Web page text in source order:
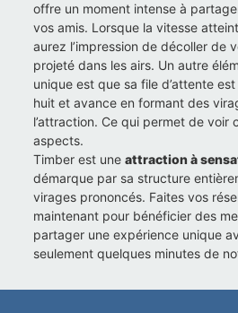
offre un moment intense à
vos amis. Lorsque la vitesse
aurez l’impression de décoller de
projeté dans les airs. Un autre
unique est que sa file d’attente
huit et avance en formant des
l’attraction. Ce qui permet de voir
aspects.
Timber est uneattraction à
démarque par sa structure
virages prononcés. Faites vos
maintenant pour bénéficier des
partager une expérience unique
seulement quelques minutes de